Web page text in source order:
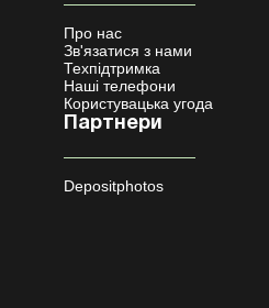
Про нас
Зв'язатися з нами
Техпідтримка
Наші телефони
Користувацька угода
Партнери
Depositphotos